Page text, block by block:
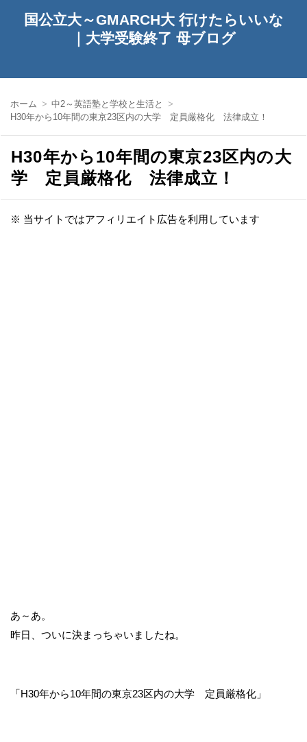
国公立大～GMARCH大 行けたらいいな
｜大学受験終了 母ブログ
ホーム
中2～英語塾と学校と生活と
H30年から10年間の東京23区内の大学 定員厳格化 法律成立！
H30年から10年間の東京23区内の大
学 定員厳格化 法律成立！
※ 当サイトではアフィリエイト広告を利用しています
あ～あ。
昨日、ついに決まっちゃいましたね。
「H30年から10年間の東京23区内の大学 定員厳格化」